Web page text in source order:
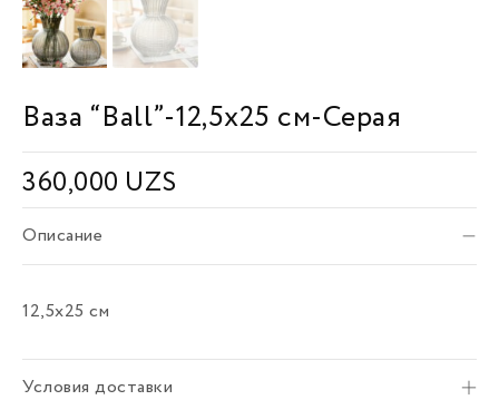
Ваза “Ball”-12,5х25 см-Серая
360,000 UZS
Описание
12,5х25 см
Условия доставки